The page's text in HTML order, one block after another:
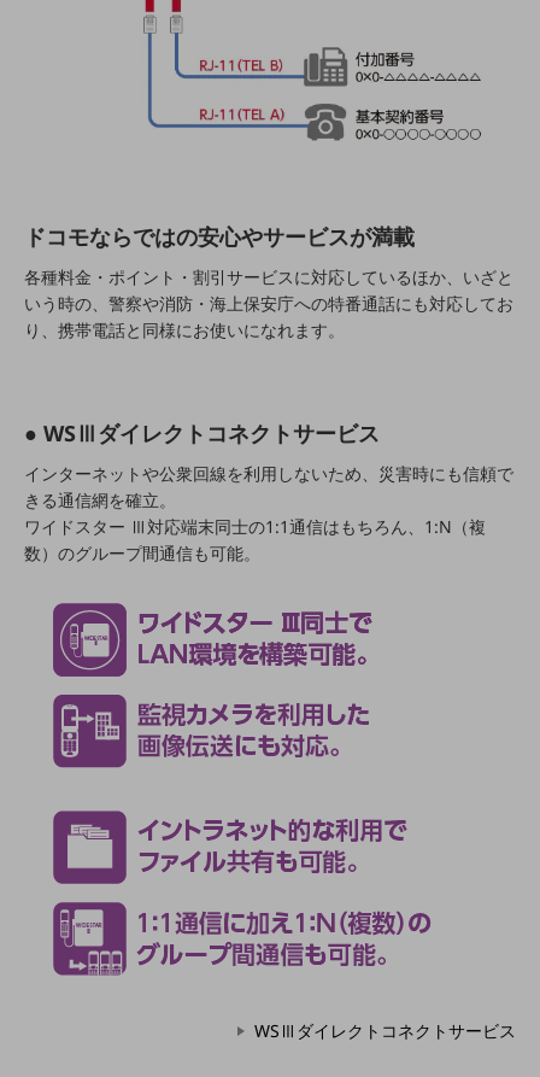
会社案内パンフレット
お知らせ
社外からの評価実績
サステナビリティ
サステナビリティTOP
サステナビリティ基本方針
サステナビリティレポート
ダイバーシティ
経営情報
経営情報TOP
決算公告
電子公告
基礎的電気通信役務損益明細表
採用情報
新卒採用
経験者採用
障がい者採用
人材育成制度
ドコモならではの安心やサービスが満載
各種料金・ポイント・割引サービスに対応しているほか、いざと
いう時の、警察や消防・海上保安庁への特番通話にも対応してお
り、携帯電話と同様にお使いになれます。
● WSⅢダイレクトコネクトサービス
インターネットや公衆回線を利用しないため、災害時にも信頼で
きる通信網を確立。
ワイドスター Ⅲ対応端末同士の1:1通信はもちろん、1:N（複
数）のグループ間通信も可能。
WSⅢダイレクトコネクトサービス